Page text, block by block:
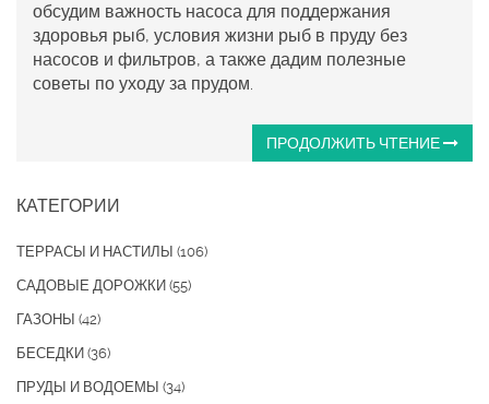
обсудим важность насоса для поддержания
здоровья рыб, условия жизни рыб в пруду без
насосов и фильтров, а также дадим полезные
советы по уходу за прудом.
ПРОДОЛЖИТЬ ЧТЕНИЕ
КАТЕГОРИИ
ТЕРРАСЫ И НАСТИЛЫ (106)
САДОВЫЕ ДОРОЖКИ (55)
ГАЗОНЫ (42)
БЕСЕДКИ (36)
ПРУДЫ И ВОДОЕМЫ (34)